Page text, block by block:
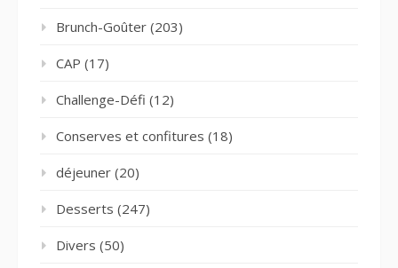
Brunch-Goûter (203)
CAP (17)
Challenge-Défi (12)
Conserves et confitures (18)
déjeuner (20)
Desserts (247)
Divers (50)